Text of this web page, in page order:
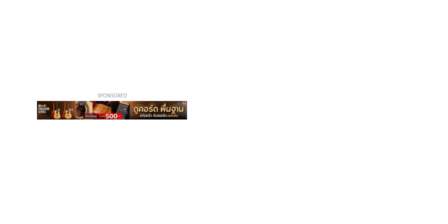
SPONSORED